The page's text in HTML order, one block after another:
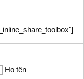
Họ tên